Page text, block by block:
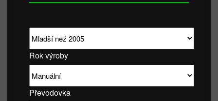
Rok výroby
Převodovka